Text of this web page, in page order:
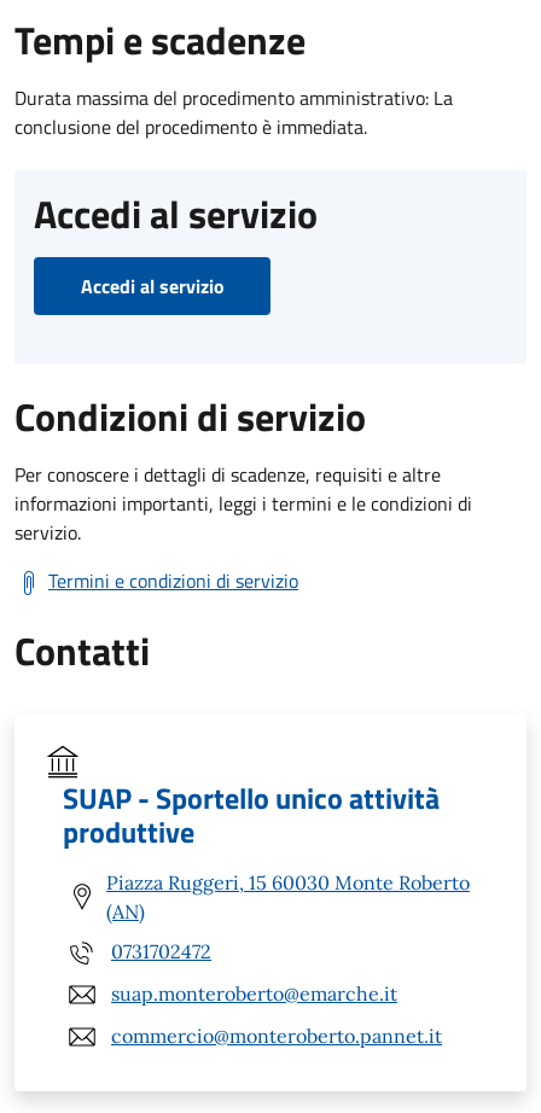
Tempi e scadenze
Durata massima del procedimento amministrativo: La
conclusione del procedimento è immediata.
Accedi al servizio
Accedi al servizio
Condizioni di servizio
Per conoscere i dettagli di scadenze, requisiti e altre
informazioni importanti, leggi i termini e le condizioni di
servizio.
Termini e condizioni di servizio
Contatti
SUAP - Sportello unico attività
produttive
Piazza Ruggeri, 15 60030 Monte Roberto
(AN)
0731702472
suap.monteroberto@emarche.it
commercio@monteroberto.pannet.it